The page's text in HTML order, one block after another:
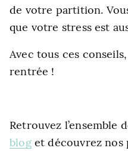
de votre partition.
que votre stress est
Avec tous ces
rentrée !
Retrouvez l’ensemble
bloget découvrez nos